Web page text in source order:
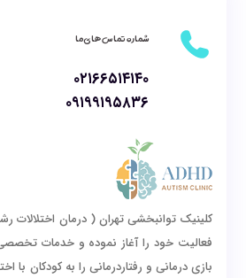
شماره تماس های ما
۰۲۱۶۶۵۱۴۱۴۰
۰۹۱۹۹۱۹۵۸۳۶
فعالیت خود را آغاز نموده و خدمات تخصصی
بازی درمانی و رفتاردرمانی را به کودکان با